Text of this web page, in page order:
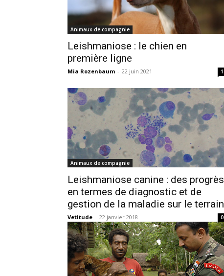
Animaux de compagnie
Leishmaniose : le chien en
première ligne
Mia Rozenbaum - 22 juin 2021 1
Animaux de compagnie
Leishmaniose canine : des progrès
en termes de diagnostic et de
gestion de la maladie sur le terrain
Vetitude - 22 janvier 2018 0